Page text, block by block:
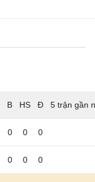
5 trận gần
0 0 0
0 0 0